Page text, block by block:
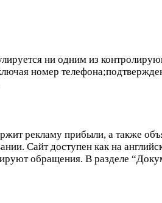
ни одним из
номер
рекламу прибыли, а также
Сайт доступен как на
обращения. В разделе